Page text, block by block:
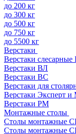
до 200 кг
до 300 кг
до 500 кг
до 750 кг
до 5500 кг
Верстаки
Верстаки
Верстаки ВЛ
Верстаки ВС
Верстаки для
Верстаки Эксперт и
Верстаки РМ
Монтажные столы
Столы монтажные
Столы монтажные